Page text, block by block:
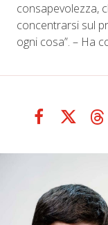
consapevolezza,
concentrarsi sul
ogni cosa”. – Ha